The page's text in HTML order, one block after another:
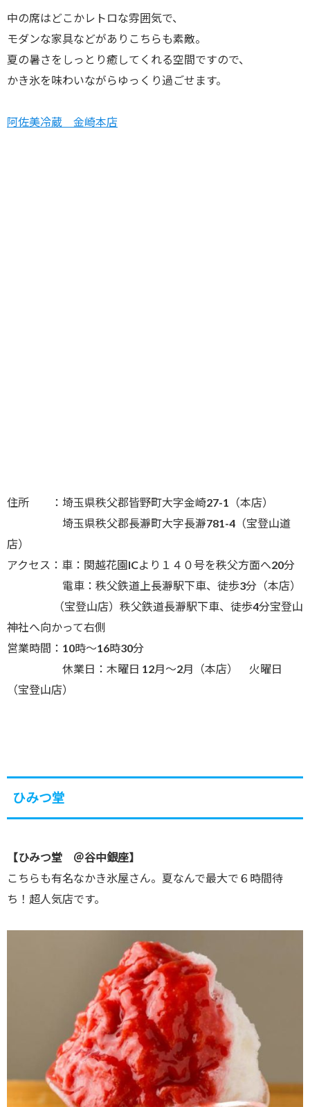
中の席はどこかレトロな雰囲気で、
モダンな家具などがありこちらも素敵。
夏の暑さをしっとり癒してくれる空間ですので、
かき氷を味わいながらゆっくり過ごせます。
阿佐美冷蔵 金崎本店
住所 ：埼玉県秩父郡皆野町大字金崎27-1（本店）
埼玉県秩父郡長瀞町大字長瀞781-4（宝登山道
店）
アクセス：車：関越花園ICより１４０号を秩父方面へ20分
電車：秩父鉄道上長瀞駅下車、徒歩3分（本店）
（宝登山店）秩父鉄道長瀞駅下車、徒歩4分宝登山
神社へ向かって右側
営業時間：10時～16時30分
休業日：木曜日 12月～2月（本店） 火曜日
（宝登山店）
ひみつ堂
【ひみつ堂 ＠谷中銀座】
こちらも有名なかき氷屋さん。夏なんで最大で６時間待
ち！超人気店です。